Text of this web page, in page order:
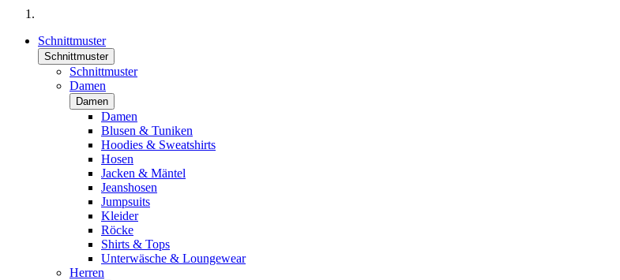
Schnittmuster
Schnittmuster
Schnittmuster
Damen
Damen
Damen
Blusen & Tuniken
Hoodies & Sweatshirts
Hosen
Jacken & Mäntel
Jeanshosen
Jumpsuits
Kleider
Röcke
Shirts & Tops
Unterwäsche & Loungewear
Herren